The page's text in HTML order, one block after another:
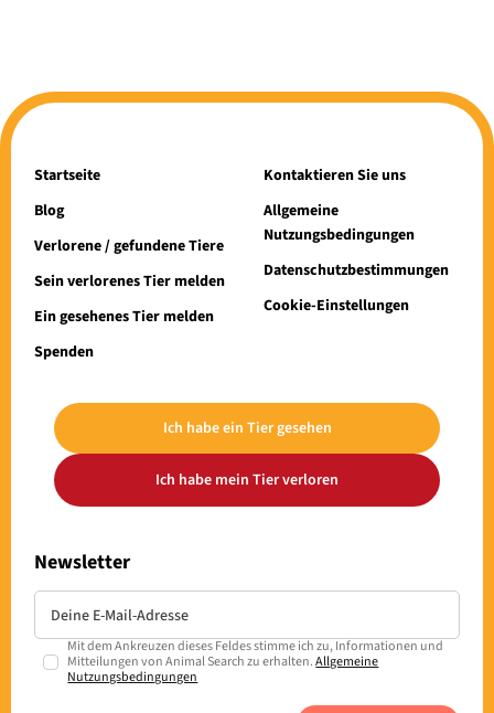
Startseite
Blog
Verlorene / gefundene Tiere
Sein verlorenes Tier melden
Ein gesehenes Tier melden
Spenden
Kontaktieren Sie uns
Allgemeine
Nutzungsbedingungen
Datenschutzbestimmungen
Cookie-Einstellungen
Ich habe ein Tier gesehen
Ich habe mein Tier verloren
Newsletter
Mit dem Ankreuzen dieses Feldes stimme ich zu, Informationen und
Mitteilungen von Animal Search zu erhalten.Allgemeine
Nutzungsbedingungen